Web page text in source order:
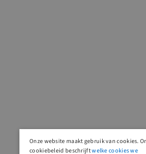
Onze website maakt gebruik van cookies.
cookiebeleid beschrijftwelke cookies we